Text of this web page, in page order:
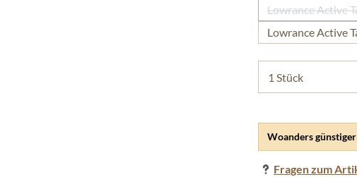
Woanders günstiger
Fragen zum
Lowrance Active
Lowrance Active